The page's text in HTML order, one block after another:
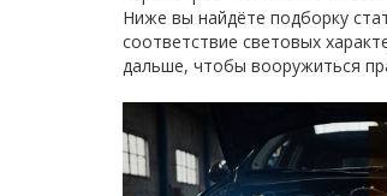
Ниже вы найдёте подборку
соответствие световых
дальше, чтобы вооружиться